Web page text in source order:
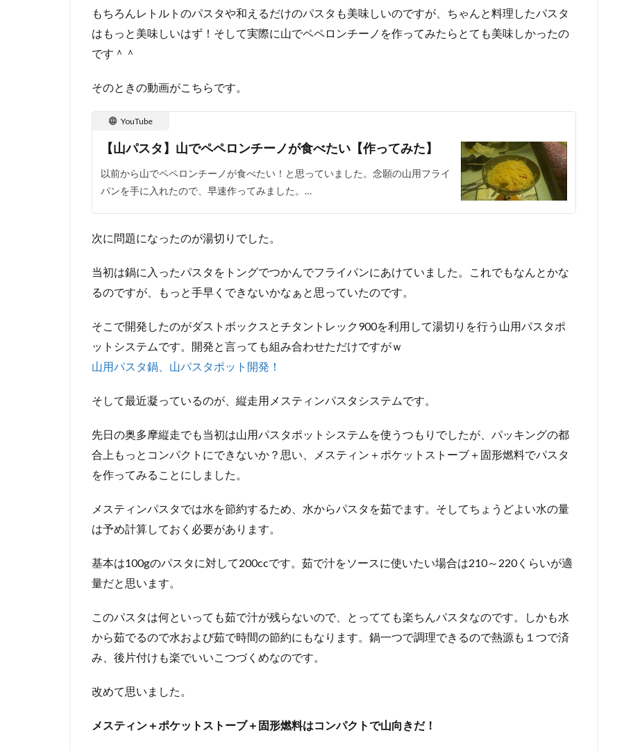
もちろんレトルトのパスタや和えるだけのパスタも美味しいのですが、ちゃんと料理したパスタ
はもっと美味しいはず！そして実際に山でペペロンチーノを作ってみたらとても美味しかったの
です＾＾
そのときの動画がこちらです。
YouTube
【山パスタ】山でペペロンチーノが食べたい【作ってみた】
以前から山でペペロンチーノが食べたい！と思っていました。念願の山用フライ
パンを手に入れたので、早速作ってみました。…
次に問題になったのが湯切りでした。
当初は鍋に入ったパスタをトングでつかんでフライパンにあけていました。これでもなんとかな
るのですが、もっと手早くできないかなぁと思っていたのです。
そこで開発したのがダストボックスとチタントレック900を利用して湯切りを行う山用パスタポ
ットシステムです。開発と言っても組み合わせただけですがｗ
山用パスタ鍋、山パスタポット開発！
そして最近凝っているのが、縦走用メスティンパスタシステムです。
先日の奥多摩縦走でも当初は山用パスタポットシステムを使うつもりでしたが、パッキングの都
合上もっとコンパクトにできないか？思い、メスティン＋ポケットストーブ＋固形燃料でパスタ
を作ってみることにしました。
メスティンパスタでは水を節約するため、水からパスタを茹でます。そしてちょうどよい水の量
は予め計算しておく必要があります。
基本は100gのパスタに対して200ccです。茹で汁をソースに使いたい場合は210～220くらいが適
量だと思います。
このパスタは何といっても茹で汁が残らないので、とってても楽ちんパスタなのです。しかも水
から茹でるので水および茹で時間の節約にもなります。鍋一つで調理できるので熱源も１つで済
み、後片付けも楽でいいこつづくめなのです。
改めて思いました。
メスティン＋ポケットストーブ＋固形燃料はコンパクトで山向きだ！